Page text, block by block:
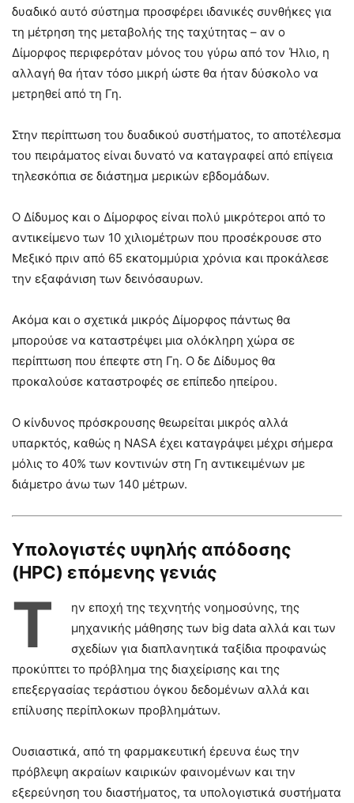
δυαδικό αυτό σύστημα προσφέρει ιδανικές συνθήκες για
τη μέτρηση της μεταβολής της ταχύτητας – αν ο
Δίμορφος περιφερόταν μόνος του γύρω από τον Ήλιο, η
αλλαγή θα ήταν τόσο μικρή ώστε θα ήταν δύσκολο να
μετρηθεί από τη Γη.
Στην περίπτωση του δυαδικού συστήματος, το αποτέλεσμα
του πειράματος είναι δυνατό να καταγραφεί από επίγεια
τηλεσκόπια σε διάστημα μερικών εβδομάδων.
Ο Δίδυμος και ο Δίμορφος είναι πολύ μικρότεροι από το
αντικείμενο των 10 χιλιομέτρων που προσέκρουσε στο
Μεξικό πριν από 65 εκατομμύρια χρόνια και προκάλεσε
την εξαφάνιση των δεινόσαυρων.
Ακόμα και ο σχετικά μικρός Δίμορφος πάντως θα
μπορούσε να καταστρέψει μια ολόκληρη χώρα σε
περίπτωση που έπεφτε στη Γη. Ο δε Δίδυμος θα
προκαλούσε καταστροφές σε επίπεδο ηπείρου.
Ο κίνδυνος πρόσκρουσης θεωρείται μικρός αλλά
υπαρκτός, καθώς η NASA έχει καταγράψει μέχρι σήμερα
μόλις το 40% των κοντινών στη Γη αντικειμένων με
διάμετρο άνω των 140 μέτρων.
Υπολογιστές υψηλής απόδοσης
(HPC) επόμενης γενιάς
Τ
ην εποχή της τεχνητής νοημοσύνης, της
μηχανικής μάθησης των big data αλλά και των
σχεδίων για διαπλανητικά ταξίδια προφανώς
προκύπτει το πρόβλημα της διαχείρισης και της
επεξεργασίας τεράστιου όγκου δεδομένων αλλά και
επίλυσης περίπλοκων προβλημάτων.
Ουσιαστικά, από τη φαρμακευτική έρευνα έως την
πρόβλεψη ακραίων καιρικών φαινομένων και την
εξερεύνηση του διαστήματος, τα υπολογιστικά συστήματα